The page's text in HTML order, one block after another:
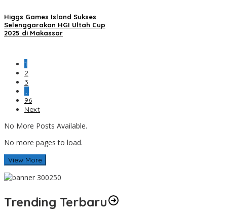
Higgs Games Island Sukses
Selenggarakan HGI Ultah Cup
2025 di Makassar
1
2
3
…
96
Next
No More Posts Available.
No more pages to load.
View More
Trending Terbaru